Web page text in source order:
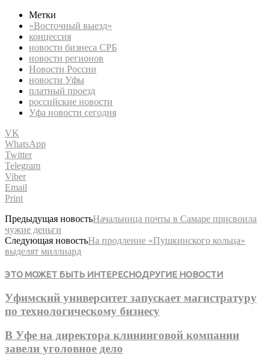
Метки
«Восточный выезд»
концессия
новости бизнеса СРБ
новости регионов
Новости России
новости Уфы
платный проезд
российские новости
Уфа новости сегодня
VK
WhatsApp
Twitter
Telegram
Viber
Email
Print
Предыдущая новостьНачальница почты в Самаре присвоила
чужие деньги
Следующая новостьНа продление «Пушкинского кольца»
выделят миллиард
ЭТО МОЖЕТ БЫТЬ ИНТЕРЕСНОДРУГИЕ НОВОСТИ
Уфимский университет запускает магистратуру
по технологическому бизнесу
В Уфе на директора клининговой компании
завели уголовное дело